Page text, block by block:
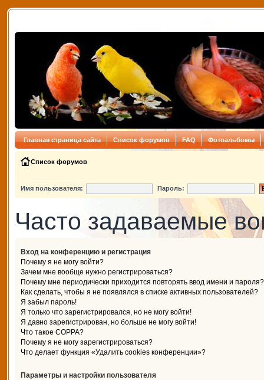
Главная страница сайта Список форумов FAQ Фотоальбомы
Список форумов
Имя пользователя: Пароль:
Часто задаваемые
Вход на конференцию и регистрация
Почему я не могу войти?
Зачем мне вообще нужно регистрироваться?
Почему мне периодически приходится повторять ввод имени и пароля?
Как сделать, чтобы я не появлялся в списке активных пользователей?
Я забыл пароль!
Я только что зарегистрировался, но не могу войти!
Я давно зарегистрирован, но больше не могу войти!
Что такое COPPA?
Почему я не могу зарегистрироваться?
Что делает функция «Удалить cookies конференции»?
Параметры и настройки пользователя